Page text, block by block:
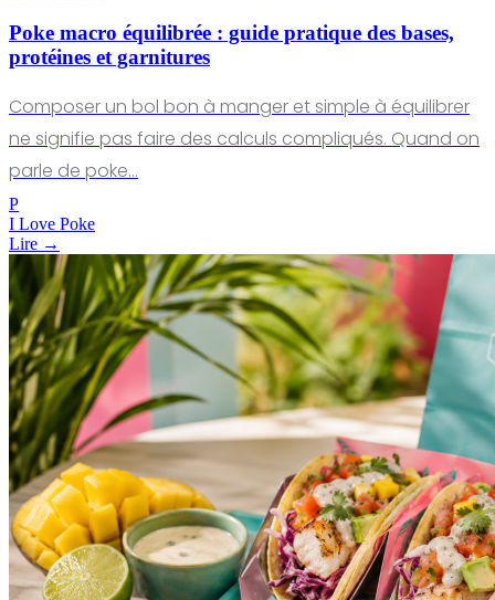
Poke macro équilibrée : guide pratique des bases,
protéines et garnitures
Composer un bol bon à manger et simple à équilibrer
ne signifie pas faire des calculs compliqués. Quand on
parle de poke…
P
I Love Poke
Lire →